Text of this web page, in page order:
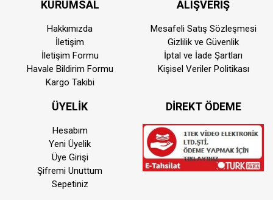
KURUMSAL
Hakkımızda
İletişim
İletişim Formu
Havale Bildirim Formu
Kargo Takibi
ALIŞVERİŞ
Mesafeli Satış Sözleşmesi
Gizlilik ve Güvenlik
İptal ve İade Şartları
Kişisel Veriler Politikası
ÜYELİK
Hesabım
Yeni Üyelik
Üye Girişi
Şifremi Unuttum
Sepetiniz
DİREKT ÖDEME